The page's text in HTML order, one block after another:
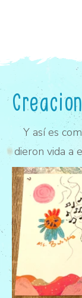
Y así es
dieron vida a